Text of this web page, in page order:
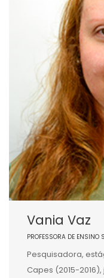
Vania Vaz
PROFESSORA DE ENSINO
Pesquisadora,
Capes (2015-